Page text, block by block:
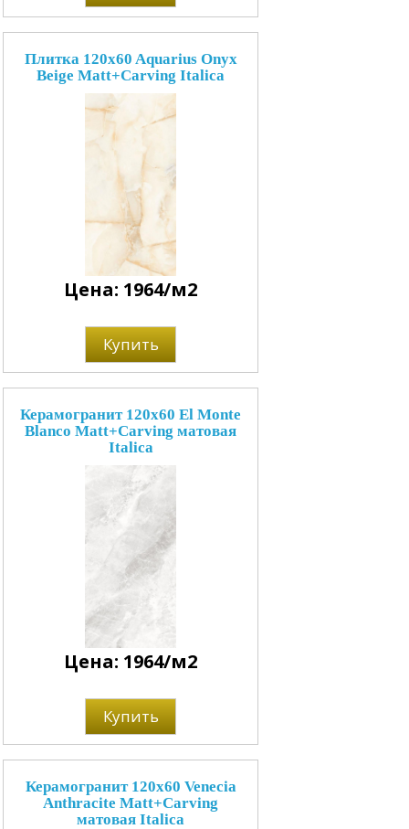
Плитка 120x60 Aquarius Onyx
Beige Matt+Carving Italica
Цена: 1964/м2
Купить
Керамогранит 120x60 El Monte
Blanco Matt+Carving матовая
Italica
Цена: 1964/м2
Купить
Керамогранит 120x60 Venecia
Anthracite Matt+Carving
матовая Italica